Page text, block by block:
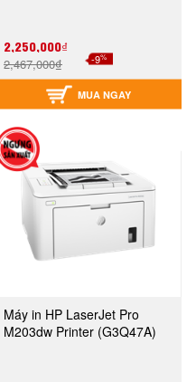
2,250,000₫
2,467,000₫ -9%
MUA NGAY
Máy in HP LaserJet Pro
M203dw Printer (G3Q47A)